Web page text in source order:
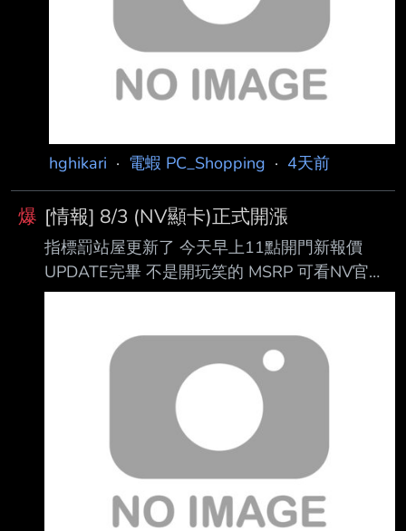
hghikari · 電蝦 PC_Shopping · 4天前
爆 [情報] 8/3 (NV顯卡)正式開漲
指標罰站屋更新了 今天早上11點開門新報價
UPDATE完畢 不是開玩笑的 MSRP 可看NV官網
列幾張技嘉風之力代表性MSRP定價參考就可
8G(2587MHz/20cm/雙風扇/註冊四年保),
$13490 任搭↓190 MSRP $8590 > $9990 >
13490 5060 8GB 技嘉 RTX5060 WINDFORCE
OC 8G(2512MHz/20cm/雙風扇/註冊四年),
$15990 任搭↓190 MSRP $1